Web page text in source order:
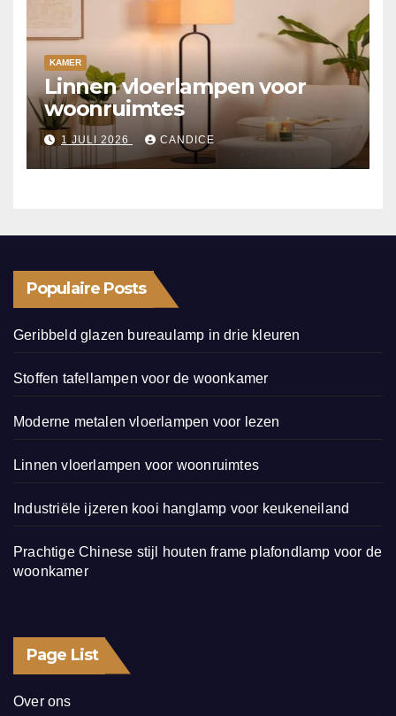
KAMER
Linnen vloerlampen voor
woonruimtes
1 JULI 2026 CANDICE
Populaire Posts
Geribbeld glazen bureaulamp in drie kleuren
Stoffen tafellampen voor de woonkamer
Moderne metalen vloerlampen voor lezen
Linnen vloerlampen voor woonruimtes
Industriële ijzeren kooi hanglamp voor keukeneiland
Prachtige Chinese stijl houten frame plafondlamp voor de
woonkamer
Page List
Over ons